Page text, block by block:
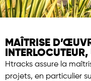
MAÎTRISE
Htracks assure la
projets, en particulier